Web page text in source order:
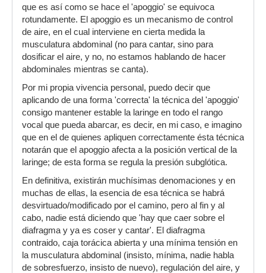
que es así como se hace el 'apoggio' se equivoca
rotundamente. El apoggio es un mecanismo de control
de aire, en el cual interviene en cierta medida la
musculatura abdominal (no para cantar, sino para
dosificar el aire, y no, no estamos hablando de hacer
abdominales mientras se canta).
Por mi propia vivencia personal, puedo decir que
aplicando de una forma 'correcta' la técnica del 'apoggio'
consigo mantener estable la laringe en todo el rango
vocal que pueda abarcar, es decir, en mi caso, e imagino
que en el de quienes apliquen correctamente ésta técnica
notarán que el apoggio afecta a la posición vertical de la
laringe; de esta forma se regula la presión subglótica.
En definitiva, existirán muchísimas denomaciones y en
muchas de ellas, la esencia de esa técnica se habrá
desvirtuado/modificado por el camino, pero al fin y al
cabo, nadie está diciendo que 'hay que caer sobre el
diafragma y ya es coser y cantar'. El diafragma
contraido, caja torácica abierta y una mínima tensión en
la musculatura abdominal (insisto, mínima, nadie habla
de sobresfuerzo, insisto de nuevo), regulación del aire, y